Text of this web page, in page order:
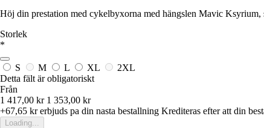
Höj din prestation med cykelbyxorna med hängslen Mavic
Storlek
*
S M L XL
2XL
Detta fält är obligatoriskt
Från
1 417,00 kr 1 353,00 kr
+67,65 krerbjuds pa din nasta bestallning Krediteras efter att din
Loading...